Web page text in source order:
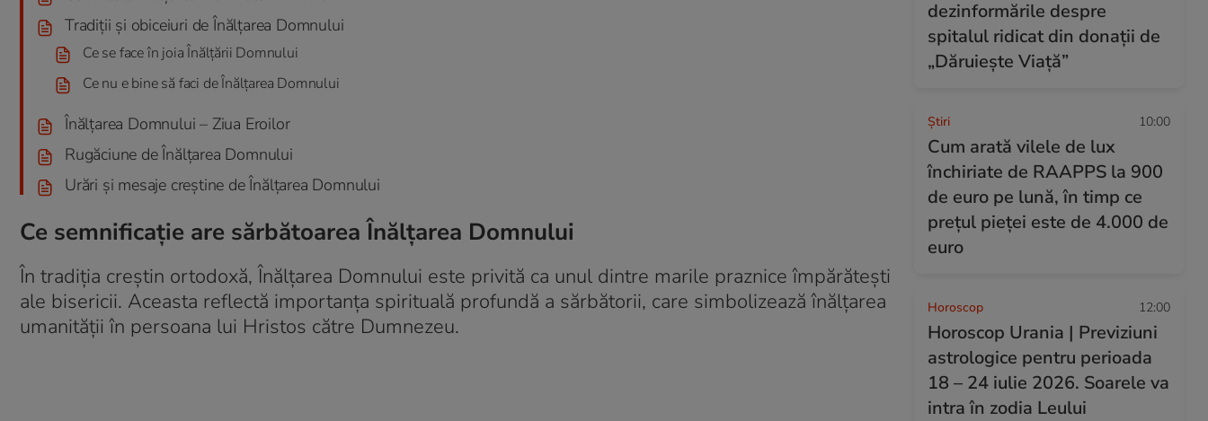
Tradiții și obiceiuri de Înălțarea Domnului
Ce se face în joia Înălțării Domnului
Ce nu e bine să faci de Înălțarea Domnului
Înălțarea Domnului – Ziua Eroilor
Rugăciune de Înălțarea Domnului
Urări și mesaje creștine de Înălțarea Domnului
Ce semnificație are sărbătoarea Înălțarea Domnului
În tradiția creștin ortodoxă, Înălțarea Domnului este privită ca unul dintre marile praznice împărătești
ale bisericii. Aceasta reflectă importanța spirituală profundă a sărbătorii, care simbolizează înălțarea
umanității în persoana lui Hristos către Dumnezeu.
dezinformările despre
spitalul ridicat din donații de
„Dăruiește Viață”
Ştiri 10:00
Cum arată vilele de lux
închiriate de RAAPPS la 900
de euro pe lună, în timp ce
prețul pieței este de 4.000 de
euro
Horoscop 12:00
Horoscop Urania | Previziuni
astrologice pentru perioada
18 – 24 iulie 2026. Soarele va
intra în zodia Leului